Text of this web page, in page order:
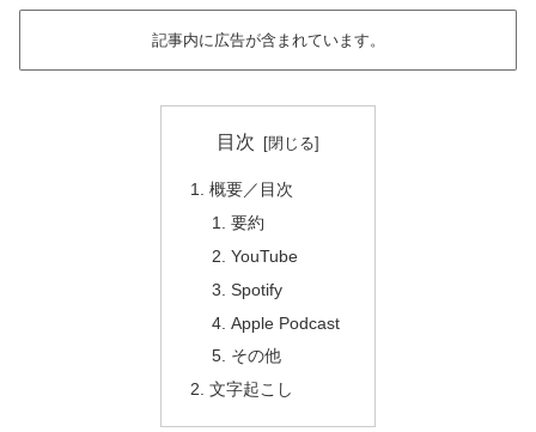
記事内に広告が含まれています。
目次
概要／目次
要約
YouTube
Spotify
Apple Podcast
その他
文字起こし